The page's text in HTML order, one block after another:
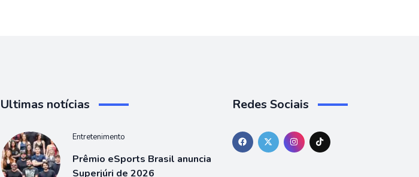
Ultimas notícias
Entretenimento
Prêmio eSports Brasil anuncia
Superjúri de 2026
Redes Sociais